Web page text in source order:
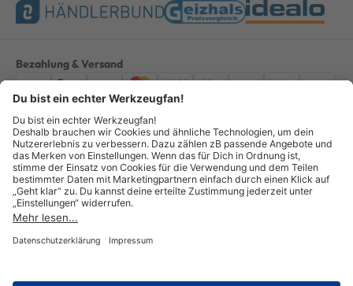
Bezahlung & Versand
ImpressumAGBDatenschutzWiderruf Vertrag widerrufen
Alle Preise verstehen sich inkl. ges. MwSt. *Kostenloser Versand innerhalb
Deutschlands, bei Bestellungen ab 100,00 Euro.
© Copyright 2026 GOTOOLS GmbH - Alle Rechte vorbehalten. powered by
createyourtemplate